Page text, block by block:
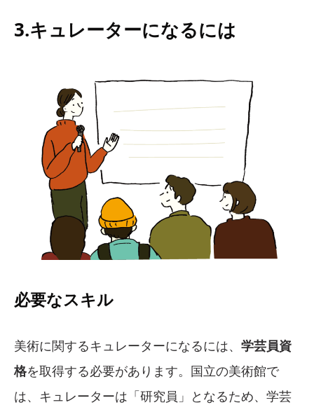
3.キュレーターになるには
必要なスキル
美術に関するキュレーターになるには、 学芸員資
格を取得する必要があります。国立の美術館で
は、キュレーターは「研究員」となるため、学芸